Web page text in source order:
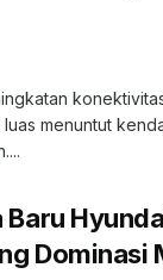
menuntut
Dominasi